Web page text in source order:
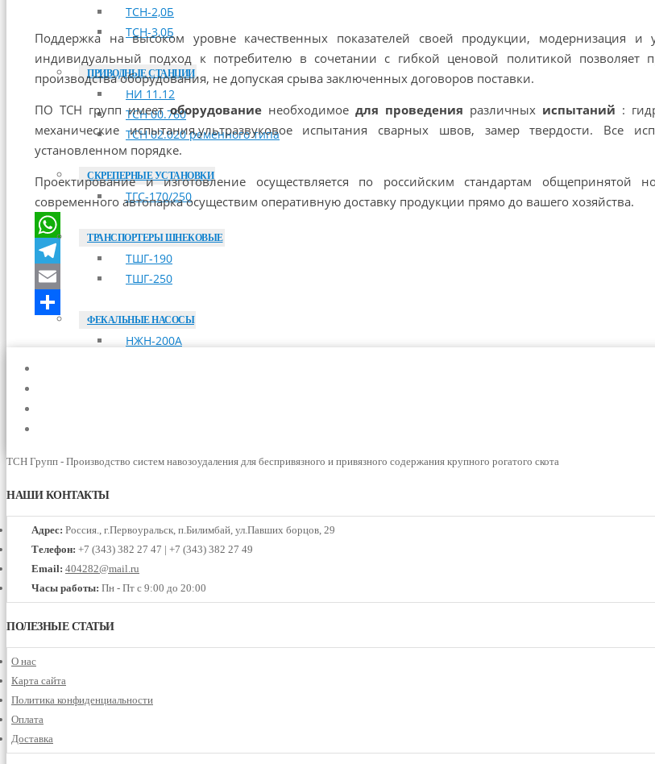
ТСН-2,0Б
ТСН-3,0Б
ПРИВОДНЫЕ СТАНЦИИ
НИ 11.12
ТСН 00.760
ТСН 02.020 ременного типа
СКРЕПЕРНЫЕ УСТАНОВКИ
ТГС-170/250
ТРАНСПОРТЕРЫ ШНЕКОВЫЕ
ТШГ-190
ТШГ-250
ФЕКАЛЬНЫЕ НАСОСЫ
НЖН-200А
Поддержка на высоком уровне качественных показателей своей продукции, модернизация и
индивидуальный подход к потребителю в сочетании с гибкой ценовой политикой позволяет
производства оборудования, не допуская срыва заключенных договоров поставки.
ПО ТСН групп имеетоборудование необходимое для проведения различных испытаний :
механические испытания,ультразвуковое испытания сварных швов, замер твердости. Все
установленном порядке.
Проектирование и изготовление осуществляется по российским стандартам общепринятой
современного автопарка осуществим оперативную доставку продукции прямо до вашего хозяйства.
WhatsApp
Telegram
Email
Отправить
ТСН Групп - Производство систем навозоудаления для беспривязного и привязного содержания крупного рогатого скота
НАШИ КОНТАКТЫ
Адрес: Россия., г.Первоуральск, п.Билимбай, ул.Павших борцов, 29
Телефон: +7 (343) 382 27 47 | +7 (343) 382 27 49
Email: 404282@mail.ru
Часы работы: Пн - Пт с 9:00 до 20:00
ПОЛЕЗНЫЕ СТАТЬИ
О нас
Карта сайта
Политика конфиденциальности
Оплата
Доставка